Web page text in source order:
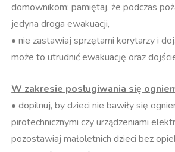
domownikom; pamiętaj, że podczas
jedyna droga ewakuacji,
• nie zastawiaj sprzętami korytarzy i
może to utrudnić ewakuację oraz
W zakresie posługiwania się
• dopilnuj, by dzieci nie bawiły się
pirotechnicznymi czy urządzeniami
pozostawiaj małoletnich dzieci bez